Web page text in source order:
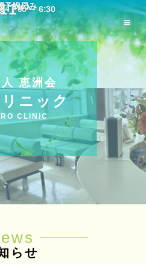
4：00 ～ 6:30
・祝日
予約のみ
恵洲会
ニック
CLINIC
らせ